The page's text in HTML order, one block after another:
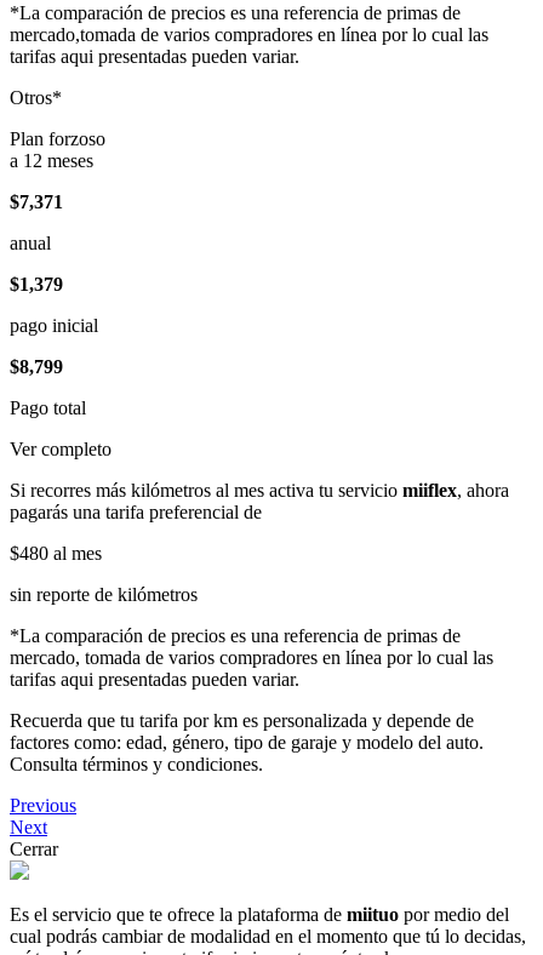
*La comparación de precios es una referencia de primas de
mercado,tomada de varios compradores en línea por lo cual las
tarifas aqui presentadas pueden variar.
Otros*
Plan forzoso
a 12 meses
$7,371
anual
$1,379
pago inicial
$8,799
Pago total
Ver completo
Si recorres más kilómetros al mes activa tu servicio miiflex, ahora
pagarás una tarifa preferencial de
$480 al mes
sin reporte de kilómetros
*La comparación de precios es una referencia de primas de
mercado, tomada de varios compradores en línea por lo cual las
tarifas aqui presentadas pueden variar.
Recuerda que tu tarifa por km es personalizada y depende de
factores como: edad, género, tipo de garaje y modelo del auto.
Consulta términos y condiciones.
Previous
Next
Cerrar
Es el servicio que te ofrece la plataforma de miituo por medio del
cual podrás cambiar de modalidad en el momento que tú lo decidas,